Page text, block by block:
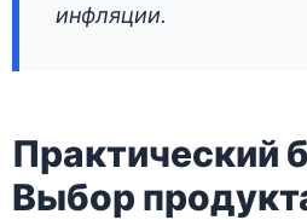
инфляции.
Практический
Выбор